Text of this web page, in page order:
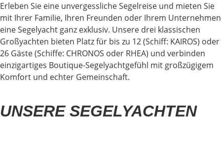
Erleben Sie eine unvergessliche Segelreise und mieten Sie
mit Ihrer Familie, Ihren Freunden oder Ihrem Unternehmen
eine Segelyacht ganz exklusiv. Unsere drei klassischen
Großyachten bieten Platz für bis zu 12 (Schiff: KAIROS) oder
26 Gäste (Schiffe: CHRONOS oder RHEA) und verbinden
einzigartiges Boutique-Segelyachtgefühl mit großzügigem
Komfort und echter Gemeinschaft.
UNSERE SEGELYACHTEN